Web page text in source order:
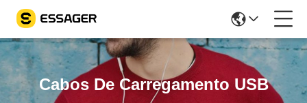
Cabos De Carregamento USB